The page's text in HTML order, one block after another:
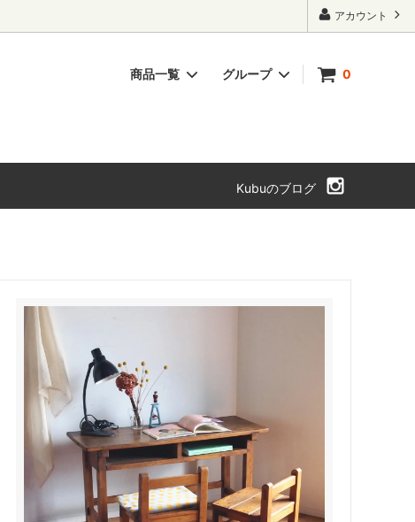
アカウント
0
商品一覧 グループ
Kubuのブログ